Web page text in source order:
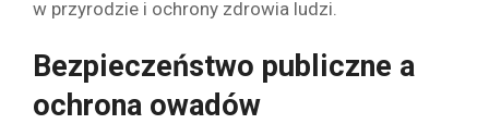
w przyrodzie i ochrony zdrowia ludzi.
Bezpieczeństwo publiczne a
ochrona owadów